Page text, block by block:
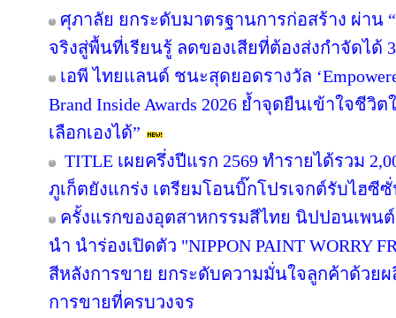
ศุภาลัย ยกระดับมาตรฐานการก่อสร้าง ผ่าน
จริงสู่พื้นที่เรียนรู้ ลดของเสียที่ต้องส่งกำจัดได้
เอพี ไทยแลนด์ ชนะสุดยอดรางวัล
Brand Inside Awards 2026 ย้ำจุดยืนเข้าใจชี
เลือกเองได้”
TITLE เผยครึ่งปีแรก 2569 ทำรายได้รวม
ภูเก็ตยังแกร่ง เตรียมโอนบิ๊กโปรเจกต์รับไฮซี
ครั้งแรกของอุตสาหกรรมสีไทย นิปปอนเพน
นำ นำร่องเปิดตัว "NIPPON PAINT
สีหลังการขาย ยกระดับความมั่นใจลูกค้าด้ว
การขายที่ครบวงจร